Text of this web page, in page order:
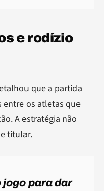
e rodízio
que a partida
os atletas que
A estratégia não
titular.
para dar